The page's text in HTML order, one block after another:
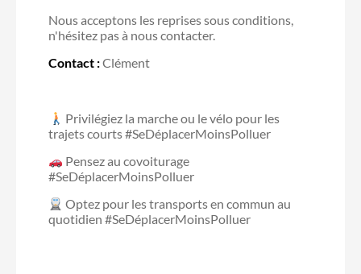
Nous acceptons les reprises sous conditions,
n'hésitez pas à nous contacter.
Contact :Clément
Privilégiez la marche ou le vélo pour les
trajets courts #SeDéplacerMoinsPolluer
Pensez au covoiturage
#SeDéplacerMoinsPolluer
Optez pour les transports en commun au
quotidien #SeDéplacerMoinsPolluer